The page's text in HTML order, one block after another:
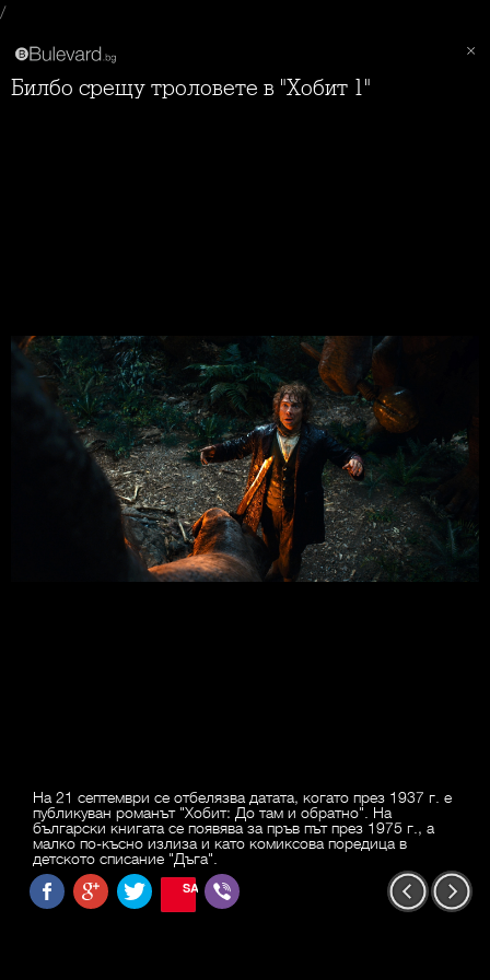
/
Билбо срещу троловете в "Хобит 1"
На 21 септември се отбелязва датата, когато през 1937 г. е
публикуван романът "Хобит: До там и обратно". На
български книгата се появява за пръв път през 1975 г., а
малко по-късно излиза и като комиксова поредица в
детското списание "Дъга".
SAVE